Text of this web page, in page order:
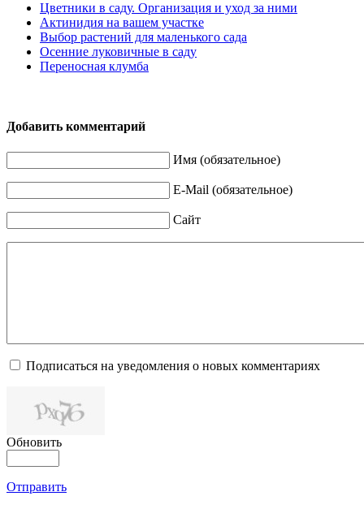
Цветники в саду. Организация и уход за ними
Актинидия на вашем участке
Выбор растений для маленького сада
Осенние луковичные в саду
Переносная клумба
Добавить комментарий
Имя (обязательное)
E-Mail (обязательное)
Сайт
Подписаться на уведомления о новых комментариях
Обновить
Отправить